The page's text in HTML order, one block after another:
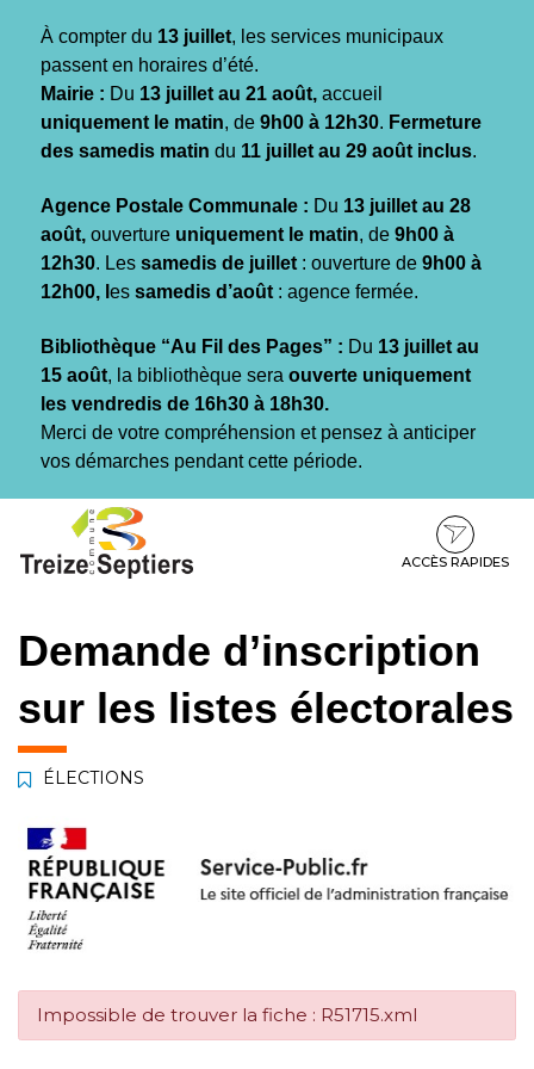
À compter du 13 juillet, les services municipaux
passent en horaires d’été.
Mairie : Du 13 juillet au 21 août, accueil
uniquement le matin, de 9h00 à 12h30. Fermeture
des samedis matin du 11 juillet au 29 août inclus.
Agence Postale Communale : Du 13 juillet au 28
août, ouverture uniquement le matin, de 9h00 à
12h30. Les samedis de juillet : ouverture de 9h00 à
12h00, l es samedis d’août : agence fermée.
Bibliothèque “Au Fil des Pages” : Du 13 juillet au
15 août, la bibliothèque sera ouverte uniquement
les vendredis de 16h30 à 18h30.
Merci de votre compréhension et pensez à anticiper
vos démarches pendant cette période.
contenu
pied
ACCÈS RAPIDES
Demande d’inscription
sur les listes électorales
ÉLECTIONS
Impossible de trouver la fiche : R51715.xml